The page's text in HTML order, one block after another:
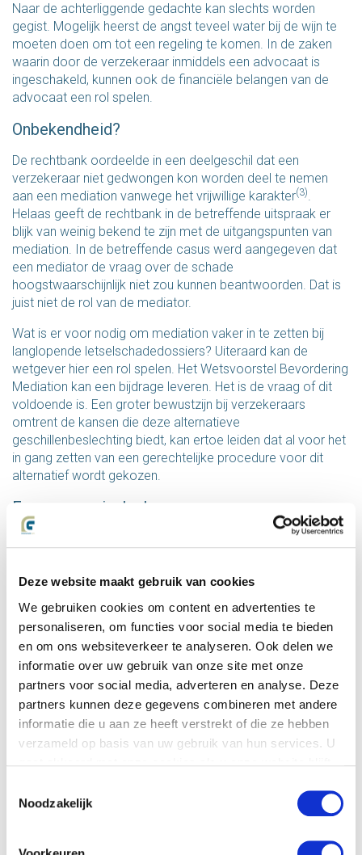
Deze website maakt gebruik van cookies
We gebruiken cookies om content en advertenties te
personaliseren, om functies voor social media te bieden
en om ons websiteverkeer te analyseren. Ook delen we
informatie over uw gebruik van onze site met onze
partners voor social media, adverteren en analyse. Deze
partners kunnen deze gegevens combineren met andere
informatie die u aan ze heeft verstrekt of die ze hebben
verzameld op basis van uw gebruik van hun services. U
Noodzakelijk
Naar de achterliggende gedachte kan slechts worden
gegist. Mogelijk heerst de angst teveel water bij de wijn te
moeten doen om tot een regeling te komen. In de zaken
waarin door de verzekeraar inmiddels een advocaat is
ingeschakeld, kunnen ook de financiële belangen van de
advocaat een rol spelen.
Onbekendheid?
De rechtbank oordeelde in een deelgeschil dat een
verzekeraar niet gedwongen kon worden deel te nemen
aan een mediation vanwege het vrijwillige karakter(3).
Helaas geeft de rechtbank in de betreffende uitspraak er
blijk van weinig bekend te zijn met de uitgangspunten van
mediation. In de betreffende casus werd aangegeven dat
een mediator de vraag over de schade
hoogstwaarschijnlijk niet zou kunnen beantwoorden. Dat is
juist niet de rol van de mediator.
Wat is er voor nodig om mediation vaker in te zetten bij
langlopende letselschadedossiers? Uiteraard kan de
wetgever hier een rol spelen. Het Wetsvoorstel Bevordering
Mediation kan een bijdrage leveren. Het is de vraag of dit
voldoende is. Een groter bewustzijn bij verzekeraars
omtrent de kansen die deze alternatieve
geschillenbeslechting biedt, kan ertoe leiden dat al voor het
in gang zetten van een gerechtelijke procedure voor dit
alternatief wordt gekozen.
Een economische keuze
Een saillant detail is dat in de bovenomschreven zaak
hoogte van de schade. De vergoeding die de betreffende
verzekeraar diende te betalen was aanzienlijk hoger dan
waarop in het onderhandelingstraject was ingezet. De
verzekeraar heeft door de weigerachtige houding ten
opzichte van mediation niet alleen het slachtoffer een
procedure ingeduwd, maar ook veel meer
schadevergoeding en gerechtelijke kosten betaald dan
noodzakelijk was geweest.
In het artikel ‘Mediation in letselschade blijft ten onrechte
achter’ bespreekt Lydia Charlier van Beer Advocaten, de
Onze mediators
ondergetekende, beide mediator, zeer goede ervaringen met